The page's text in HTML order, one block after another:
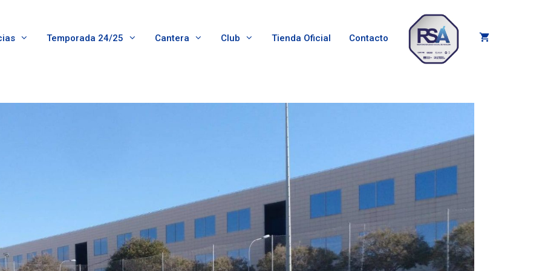
Temporada 24/25 Cantera Club Tienda Oficial Contacto